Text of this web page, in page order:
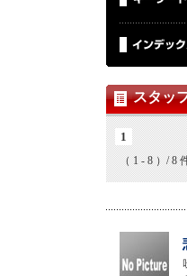
スタッ
1
（ 1 - 8 ）/ 8